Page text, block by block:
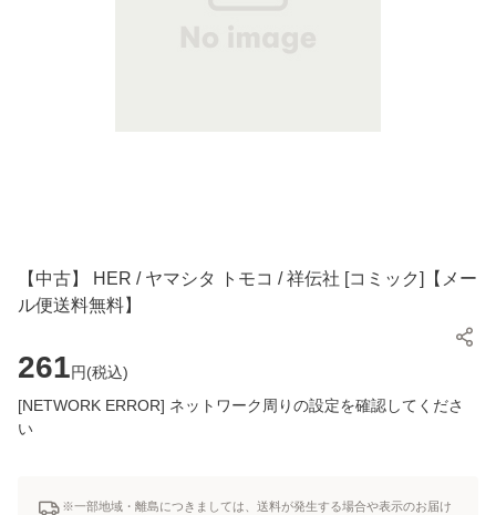
【中古】 HER / ヤマシタ トモコ / 祥伝社 [コミック]【メー
ル便送料無料】
261円(税込)
[NETWORK ERROR] ネットワーク周りの設定を確認してくださ
い
※一部地域・離島につきましては、送料が発生する場合や表示のお届け